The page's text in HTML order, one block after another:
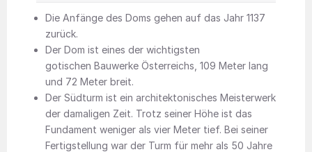
Die Anfänge des Doms gehen auf das Jahr 1137
zurück.
Der Dom ist eines der wichtigsten
gotischen Bauwerke Österreichs, 109 Meter lang
und 72 Meter breit.
Der Südturm ist ein architektonisches Meisterwerk
der damaligen Zeit. Trotz seiner Höhe ist das
Fundament weniger als vier Meter tief. Bei seiner
Fertigstellung war der Turm für mehr als 50 Jahre